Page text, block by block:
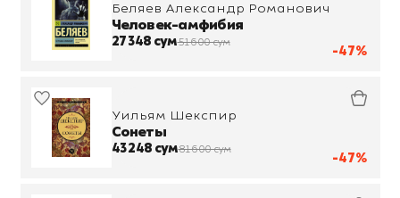
-47%
Беляев Александр Романович
Человек-амфибия
27 348 сум51 600 сум
-47%
Уильям Шекспир
Сонеты
43 248 сум81 600 сум